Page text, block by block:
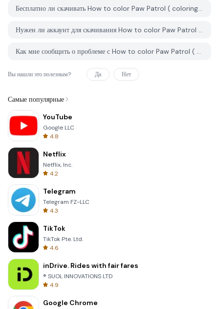
Бесплатно ли скачивать How to color Paw Patrol ( coloring pages) на PGYER APK HUB?
Нужен ли аккаунт для скачивания How to color Paw Patrol ( coloring pages) с PGYER APK HUB?
Как мне сообщить о проблеме с How to color Paw Patrol ( coloring pages) на PGYER APK HUB?
Вы нашли это полезным? Да Нет
Самые популярные
YouTube
Google LLC
4.8
Netflix
Netflix, Inc.
4.2
Telegram
Telegram FZ-LLC
4.3
TikTok
TikTok Pte. Ltd.
4.6
inDrive. Rides with fair fares
® SUOL INNOVATIONS LTD
4.9
Google Chrome